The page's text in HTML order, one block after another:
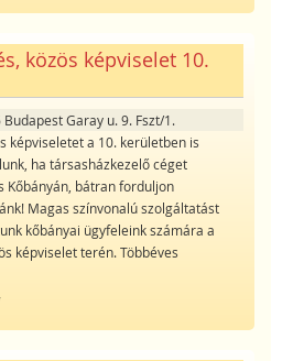
közös képviselet 10.
Budapest Garay u. 9. Fszt/1.
képviseletet a 10. kerületben is
ha társasházkezelő céget
Kőbányán, bátran forduljon
Magas színvonalú szolgáltatást
kőbányai ügyfeleink számára a
képviselet terén. Többéves